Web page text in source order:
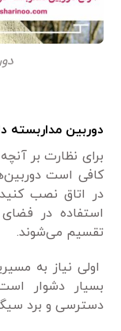
دوربین مداربسته
برای نظارت بر
کافی است
در اتاق نصب
استفاده در
تقسیم می‌شوند.
اولی نیاز به
بسیار دشوار
دسترسی و برد